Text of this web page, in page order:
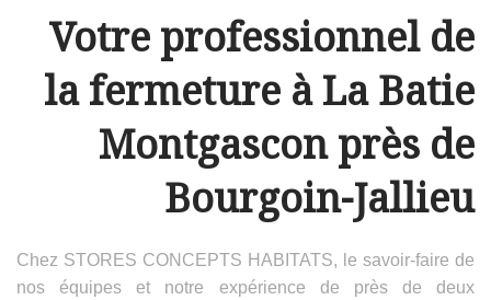
Votre professionnel de
la fermeture à La Batie
Montgascon près de
Bourgoin-Jallieu
Chez STORES CONCEPTS HABITATS, le savoir-faire de
nos équipes et notre expérience de près de deux